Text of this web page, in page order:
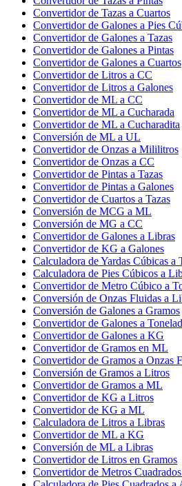
Convertidor de Tazas a Cuartos
Convertidor de Galones a Pies
Convertidor de Galones a Tazas
Convertidor de Galones a Pintas
Convertidor de Galones a Cuartos
Convertidor de Litros a CC
Convertidor de Litros a Galones
Convertidor de ML a CC
Convertidor de ML a Cucharada
Convertidor de ML a Cucharadita
Conversión de ML a UL
Convertidor de Onzas a Mililitros
Convertidor de Onzas a CC
Convertidor de Pintas a Tazas
Convertidor de Pintas a Galones
Convertidor de Cuartos a Tazas
Conversión de MCG a ML
Conversión de MG a CC
Convertidor de Galones a Libras
Convertidor de KG a Galones
Calculadora de Yardas Cúbicas a
Calculadora de Pies Cúbicos a
Convertidor de Metro Cúbico a
Conversión de Onzas Fluidas a
Conversión de Galones a Gramos
Convertidor de Galones a
Convertidor de Galones a KG
Convertidor de Gramos en ML
Convertidor de Gramos a Onzas
Conversión de Gramos a Litros
Convertidor de Gramos a ML
Convertidor de KG a Litros
Convertidor de KG a ML
Calculadora de Litros a Libras
Convertidor de ML a KG
Conversión de ML a Libras
Convertidor de Litros en Gramos
Convertidor de Metros